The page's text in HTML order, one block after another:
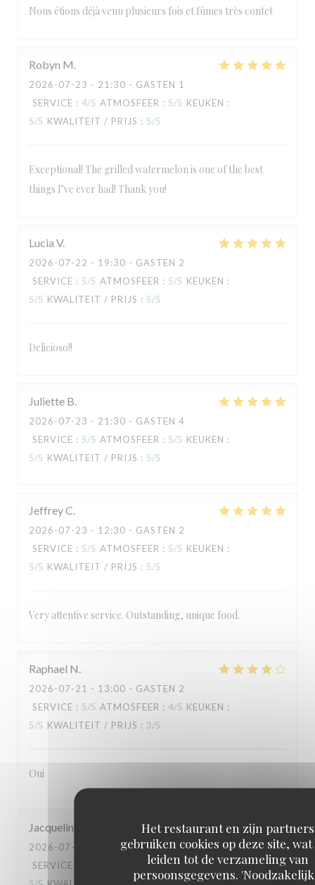
Het restaurant en zijn partners
gebruiken cookies op deze site,
leiden tot de verzameling van
persoonsgegevens.
Nous étions déjà venu plusieurs fois et fûmes très contet
Robyn M
2026-07-23 - 21:30 - GASTEN 1
SERVICE : 4/5 ATMOSFEER : 5/5 KEUKEN :
5/5 KWALITEIT / PRIJS : 5/5
Exceptional! The grilled watermelon is one of the best
things I’ve ever had! Thank you!
Lucia V
2026-07-22 - 19:30 - GASTEN 2
SERVICE : 5/5 ATMOSFEER : 5/5 KEUKEN :
5/5 KWALITEIT / PRIJS : 5/5
Delicioso!!
Juliette B
2026-07-23 - 21:30 - GASTEN 4
SERVICE : 5/5 ATMOSFEER : 5/5 KEUKEN :
5/5 KWALITEIT / PRIJS : 5/5
JeffreyC
2026-07-23 - 12:30 - GASTEN 2
SERVICE : 5/5 ATMOSFEER : 5/5 KEUKEN :
5/5 KWALITEIT / PRIJS : 5/5
Very attentive service. Outstanding, unique food.
Raphael N
2026-07-21 - 13:00 - GASTEN 2
SERVICE : 5/5 ATMOSFEER : 4/5 KEUKEN :
5/5 KWALITEIT / PRIJS : 3/5
Oui
Jacqueline
2026-07-18
- 19:30 - GASTEN 2
SERVICE
ATMOSFEER: 5/5 KEUKEN: